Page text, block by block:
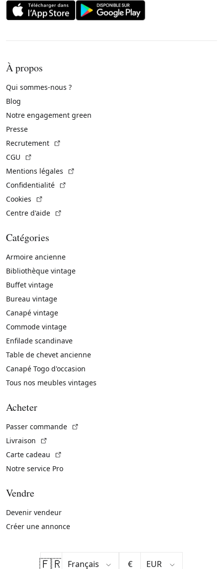
À propos
Qui sommes-nous ?
Blog
Notre engagement green
Presse
Recrutement
CGU
Mentions légales
Confidentialité
Cookies
Centre d'aide
Catégories
Armoire ancienne
Bibliothèque vintage
Buffet vintage
Bureau vintage
Canapé vintage
Commode vintage
Enfilade scandinave
Table de chevet ancienne
Canapé Togo d'occasion
Tous nos meubles vintages
Acheter
Passer commande
Livraison
Carte cadeau
Notre service Pro
Vendre
Devenir vendeur
Créer une annonce
🇫🇷 €